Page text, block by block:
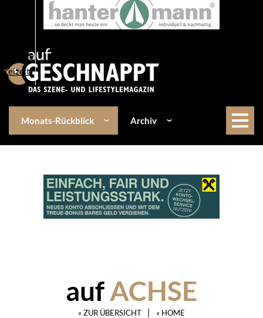
Lifestyle
Freizeit
Monats-Rückblick Archiv
aufACHSE
« ZUR ÜBERSICHT | « HOME